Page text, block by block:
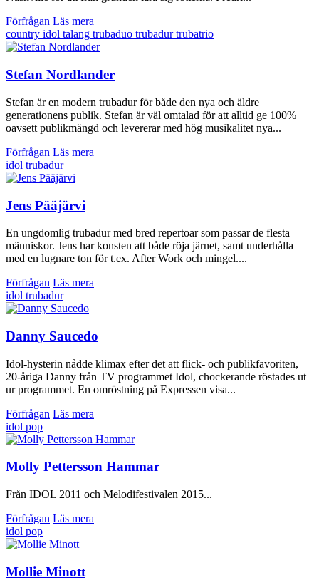
Förfrågan Läs mera
country idol talang trubaduo trubadurtrubatrio
Stefan Nordlander
Stefan är en modern trubadur för både den nya och äldre
generationens publik. Stefan är väl omtalad för att alltid ge 100%
oavsett publikmängd och levererar med hög musikalitet nya...
Förfrågan Läs mera
idol trubadur
Jens Pääjärvi
En ungdomlig trubadur med bred repertoar som passar de flesta
människor. Jens har konsten att både röja järnet, samt underhålla
med en lugnare ton för t.ex. After Work och mingel....
Förfrågan Läs mera
idol trubadur
Danny Saucedo
Idol-hysterin nådde klimax efter det att flick- och publikfavoriten,
20-åriga Danny från TV programmet Idol, chockerande röstades ut
ur programmet. En omröstning på Expressen visa...
Förfrågan Läs mera
idol pop
Molly Pettersson Hammar
Från IDOL 2011 och Melodifestivalen 2015...
Förfrågan Läs mera
idol pop
Mollie Minott